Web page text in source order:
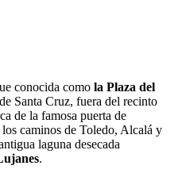
conocida como la Plaza del
Santa Cruz, fuera del recinto
de la famosa puerta de
caminos de Toledo, Alcalá y
laguna desecada
.